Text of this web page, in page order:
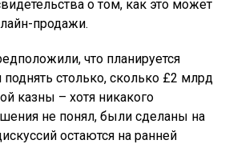
о том, как это может
продажи.
что планируется
столько, сколько £2 млрд
казны – хотя никакого
не понял, были сделаны на
остаются на ранней